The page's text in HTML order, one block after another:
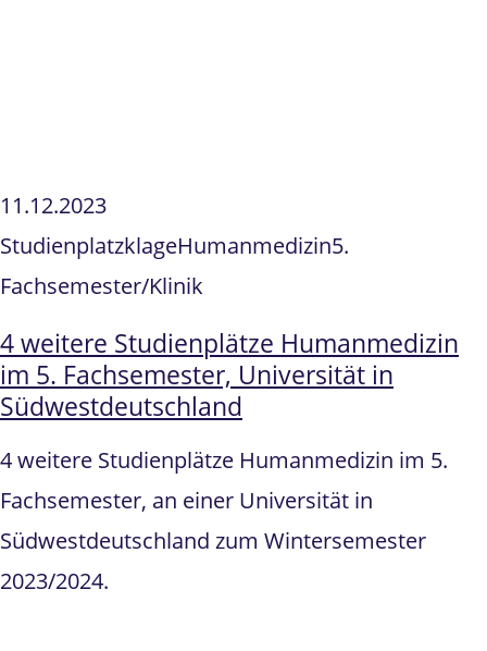
11.12.2023
StudienplatzklageHumanmedizin5.
Fachsemester/Klinik
4 weitere Studienplätze Humanmedizin
im 5. Fachsemester, Universität in
Südwestdeutschland
4 weitere Studienplätze Humanmedizin im 5.
Fachsemester, an einer Universität in
Südwestdeutschland zum Wintersemester
2023/2024.